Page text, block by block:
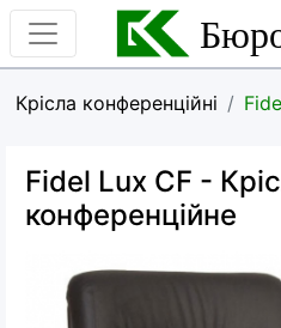
Крісла конференційні
Fidel Lux CF -
конференційне